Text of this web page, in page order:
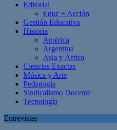
Editorial
Educ + Acción
Gestión Educativa
Historia
América
Argentina
Asia y África
Ciencias Exactas
Música y Arte
Pedagogía
Sindicalismo Docente
Tecnología
Entrevistas